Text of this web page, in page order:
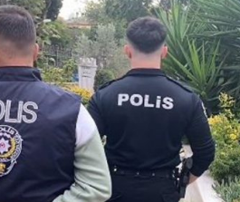
arasına sıkışan
kuşun imdadına